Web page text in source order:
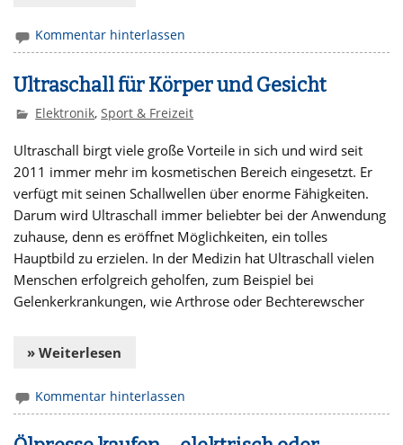
Kommentar hinterlassen
Ultraschall für Körper und Gesicht
Elektronik,Sport & Freizeit
Ultraschall birgt viele große Vorteile in sich und wird seit
2011 immer mehr im kosmetischen Bereich eingesetzt. Er
verfügt mit seinen Schallwellen über enorme Fähigkeiten.
Darum wird Ultraschall immer beliebter bei der Anwendung
zuhause, denn es eröffnet Möglichkeiten, ein tolles
Hauptbild zu erzielen. In der Medizin hat Ultraschall vielen
Menschen erfolgreich geholfen, zum Beispiel bei
Gelenkerkrankungen, wie Arthrose oder Bechterewscher
» Weiterlesen
Kommentar hinterlassen